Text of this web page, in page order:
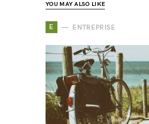
YOU MAY ALSO LIKE
E ENTREPRISE